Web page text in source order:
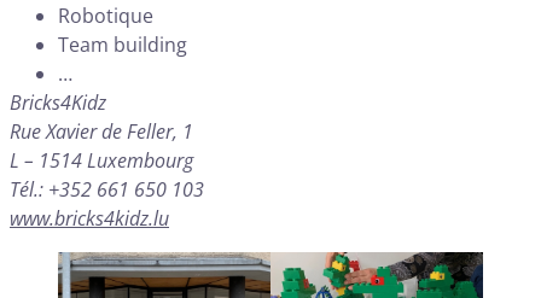
Robotique
Team building
…
Bricks4Kidz
Rue Xavier de Feller, 1
L – 1514 Luxembourg
Tél.: +352 661 650 103
www.bricks4kidz.lu